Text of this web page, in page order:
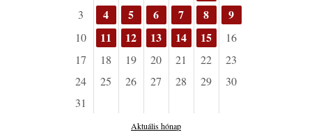
3
4 5 6 7 8 9
10 11 12 13 14 15
16
17
18 19 20 21 22
23
24
25 26 27 28 29
30
31
Aktuális hónap